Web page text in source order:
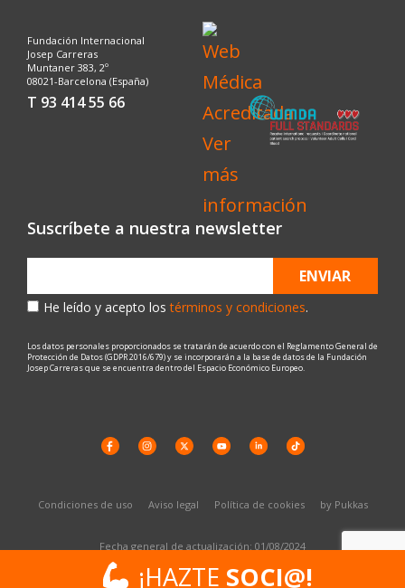
Fundación Internacional
Josep Carreras
Muntaner 383, 2º
08021-Barcelona (España)
T 93 414 55 66
Suscríbete a nuestra newsletter
He leído y acepto lostérminos y condiciones.
ENVIAR
Los datos personales proporcionados se tratarán de acuerdo con el Reglamento General de
Protección de Datos (GDPR 2016/679) y se incorporarán a la base de datos de la Fundación
Josep Carreras que se encuentra dentro del Espacio Económico Europeo.
Condiciones de uso Aviso legal Política de cookies by Pukkas
Fecha general de actualización: 01/08/2024
¡HAZTE SOCI@!
¡HAZTE SOCI@!